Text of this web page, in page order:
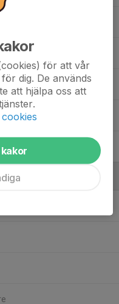
för att vår
dig. De används
att hjälpa oss att